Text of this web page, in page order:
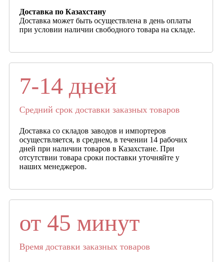
Доставка по Казахстану
Доставка может быть осуществлена в день оплаты
при условии наличии свободного товара на складе.
7-14 дней
Средний срок доставки заказных товаров
Доставка со складов заводов и импортеров
осуществляется, в среднем, в течении 14 рабочих
дней при наличии товаров в Казахстане. При
отсутствии товара сроки поставки уточняйте у
наших менеджеров.
от 45 минут
Время доставки заказных товаров